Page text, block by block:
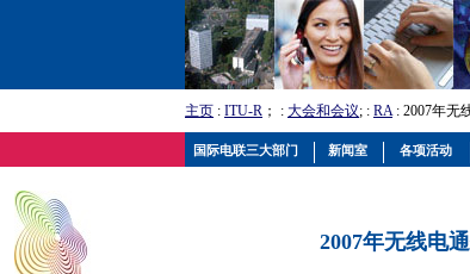
主页 : ITU-R ； : 大会和会议; : RA: 2007年无
2007年无线电
国际电联三大部门 新闻室 各项活动